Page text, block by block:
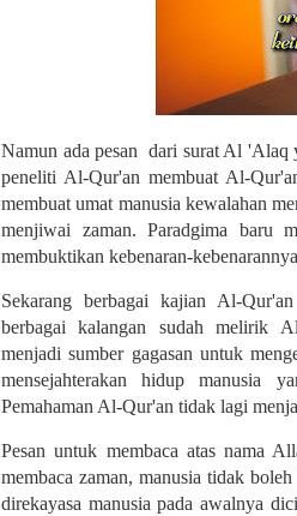
Namun ada pesan dari surat Al 'Alaq
peneliti Al-Qur'an membuat Al-
membuat umat manusia kewalahan
menjiwai zaman. Paradgima baru
membuktikan kebenaran-
Sekarang berbagai kajian Al-
berbagai kalangan sudah melirik
menjadi sumber gagasan untuk
mensejahterakan hidup manusia
Pemahaman Al-Qur'an tidak lagi
Pesan untuk membaca atas nama
membaca zaman, manusia tidak
direkayasa manusia pada awalnya